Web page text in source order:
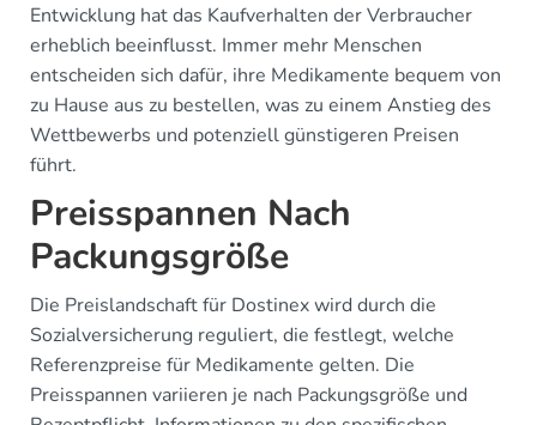
Entwicklung hat das Kaufverhalten der Verbraucher
erheblich beeinflusst. Immer mehr Menschen
entscheiden sich dafür, ihre Medikamente bequem von
zu Hause aus zu bestellen, was zu einem Anstieg des
Wettbewerbs und potenziell günstigeren Preisen
führt.
Preisspannen Nach
Packungsgröße
Die Preislandschaft für Dostinex wird durch die
Sozialversicherung reguliert, die festlegt, welche
Referenzpreise für Medikamente gelten. Die
Preisspannen variieren je nach Packungsgröße und